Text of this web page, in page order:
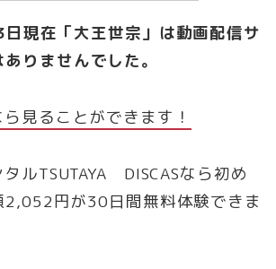
現在「大王世宗」は動画配信サ
りませんでした。
見ることができます！
ルTSUTAYA DISCASなら初め
2,052円が30日間無料体験できま